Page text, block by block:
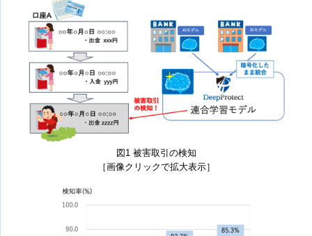
図1 被害取引の検知
［画像クリックで拡大表示］